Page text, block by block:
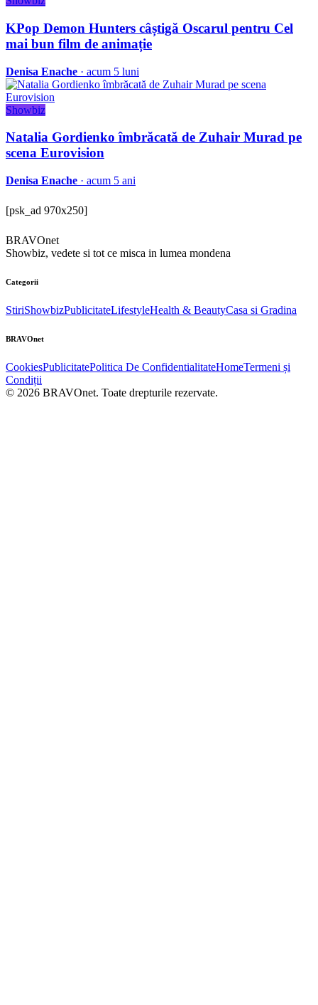
KPop Demon Hunters câștigă Oscarul pentru Cel
mai bun film de animație
Denisa Enache · acum 5 luni
Showbiz
Natalia Gordienko îmbrăcată de Zuhair Murad pe
scena Eurovision
Denisa Enache · acum 5 ani
[psk_ad 970x250]
BRAVOnet
Showbiz, vedete si tot ce misca in lumea mondena
Categorii
StiriShowbizPublicitateLifestyleHealth & BeautyCasa si Gradina
BRAVOnet
CookiesPublicitatePolitica De ConfidentialitateHomeTermeni și
Condiții
© 2026 BRAVOnet. Toate drepturile rezervate.